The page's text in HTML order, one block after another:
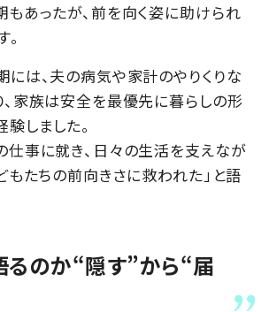
あったが、前を向く姿に助けられ
は、夫の病気や家計のやりくりな
、家族は安全を最優先に暮らしの形
しました。
仕事に就き、日々の生活を支えなが
もたちの前向きさに救われた」と語
るのか“隠す”から“届